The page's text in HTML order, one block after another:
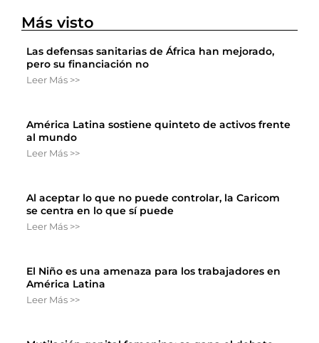
Más visto
Las defensas sanitarias de África han mejorado,
pero su financiación no
Leer Más >>
América Latina sostiene quinteto de activos frente
al mundo
Leer Más >>
Al aceptar lo que no puede controlar, la Caricom
se centra en lo que sí puede
Leer Más >>
El Niño es una amenaza para los trabajadores en
América Latina
Leer Más >>